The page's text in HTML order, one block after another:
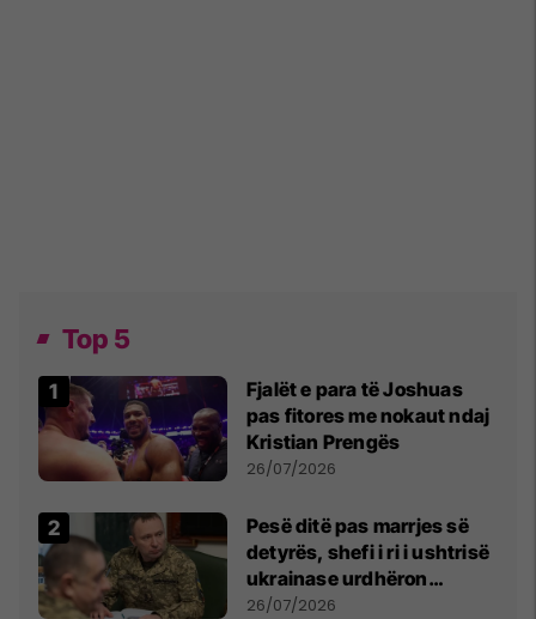
Top 5
Fjalët e para të Joshuas
pas fitores me nokaut ndaj
Kristian Prengës
26/07/2026
Pesë ditë pas marrjes së
detyrës, shefi i ri i ushtrisë
ukrainase urdhëron
kontroll të madh
26/07/2026